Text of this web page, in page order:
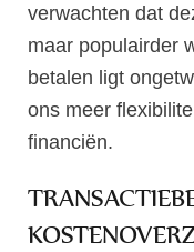
verwachten dat
maar populairder
betalen ligt
ons meer
financiën.